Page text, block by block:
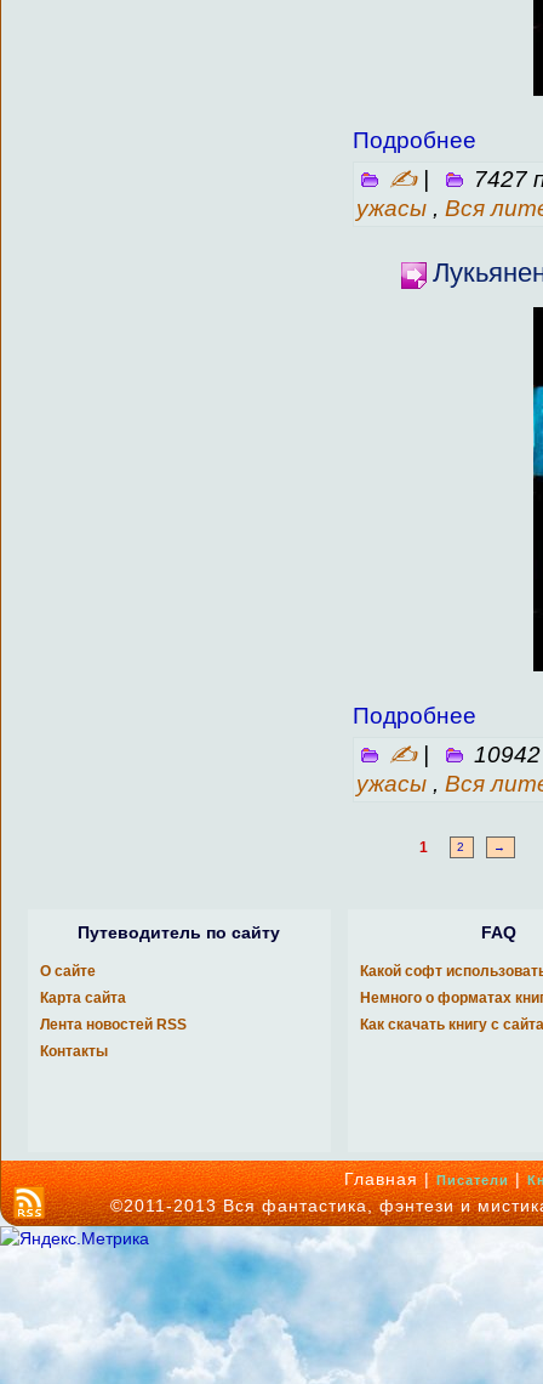
Подробнее
✍|
7427
ужасы , Вся
Подробнее
✍|
ужасы , Вся
1 2 →
Путеводитель по сайту
О сайте
Карта сайта
Лента новостей RSS
Контакты
FAQ
Какой софт
Немного о форматах
Как скачать книгу с
Главная |Писатели|
©2011-2013 Вся фантастика, фэнтези и